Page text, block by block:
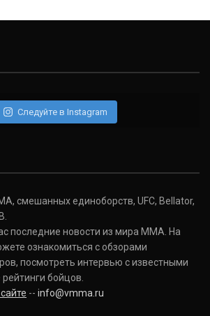
Следуйте в Instagram
смешанных единоборств, UFC, Bellator,
последние новости из мира ММА. На
ознакомиться с обзорами
посмотреть интервью с известными
бойцов.
-- info@vmma.ru